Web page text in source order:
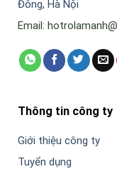
Đông, Hà Nội
Email:
Thông tin công ty
Giới thiệu công ty
Tuyển dụng